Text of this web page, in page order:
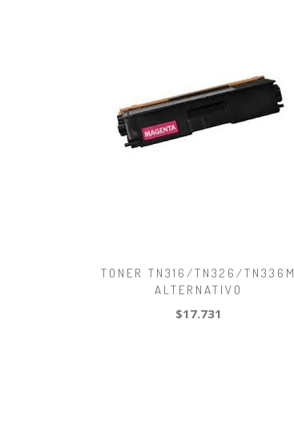
TONER TN316/TN326/TN336M
ALTERNATIVO
$17.731